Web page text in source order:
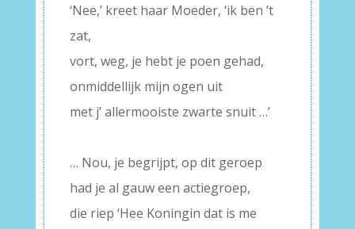
‘Nee,’ kreet haar Moeder, ‘ik ben ’t
zat,
vort, weg, je hebt je poen gehad,
onmiddellijk mijn ogen uit
met j’ allermooiste zwarte snuit …’
… Nou, je begrijpt, op dit geroep
had je al gauw een actiegroep,
die riep ‘Hee Koningin dat is me